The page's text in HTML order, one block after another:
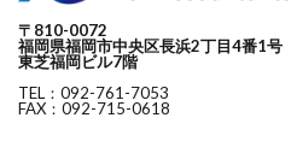
〒810-0072
福岡県福岡市中央区長浜2丁目4番1号
東芝福岡ビル7階
TEL：092-761-7053
FAX：092-715-0618